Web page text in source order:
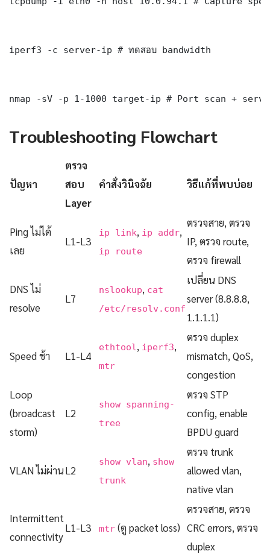
iperf3 -c server-ip # ทดสอบ bandwidth
nmap -sV -p 1-1000 target-ip # Port scan +
Troubleshooting Flowchart
ปัญหา
ตรวจ
สอบ
Layer
คำสั่งวินิจฉัย วิธีแก้ที่พบบ่อย
Ping ไม่ได้
เลย
L1-L3
ip link, ip addr,
ip route
ตรวจสาย, ตรวจ
IP, ตรวจ route,
ตรวจ firewall
DNS ไม่
resolve
L7
nslookup, cat
/etc/resolv.conf
เปลี่ยน DNS
server (8.8.8.8,
1.1.1.1)
Speed ช้า L1-L4
ethtool , iperf3,
mtr
ตรวจ duplex
mismatch, QoS,
congestion
Loop
(broadcast
storm)
L2
show spanning-
tree
ตรวจ STP
config, enable
BPDU guard
VLAN ไม่ผ่านL2
show vlan, show
trunk
ตรวจ trunk
allowed vlan,
native vlan
Intermittent
connectivity
L1-L3 mtr (ดู packet loss)
ตรวจสาย, ตรวจ
CRC errors, ตรวจ
duplex